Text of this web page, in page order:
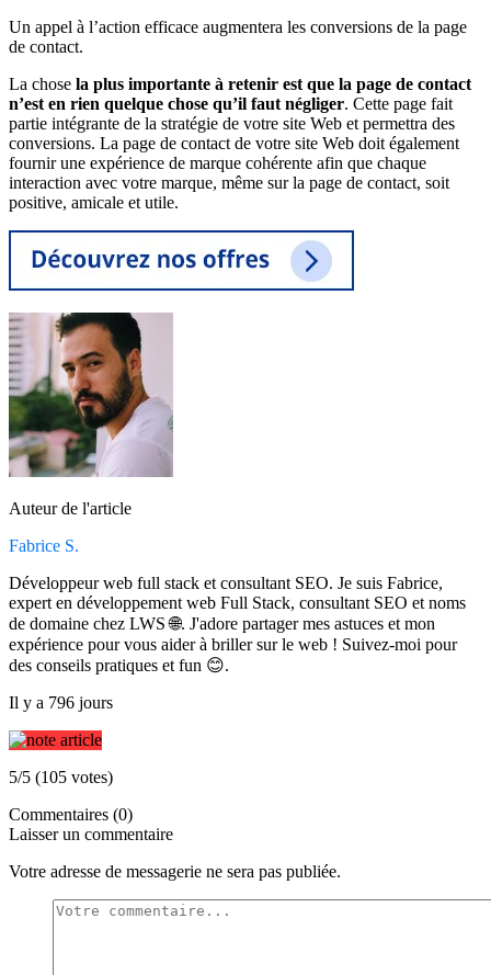
Un appel à l’action efficace augmentera les conversions de la page
de contact.
La chose la plus importante à retenir est que la page de contact
n’est en rien quelque chose qu’il faut négliger. Cette page fait
partie intégrante de la stratégie de votre site Web et permettra des
conversions. La page de contact de votre site Web doit également
fournir une expérience de marque cohérente afin que chaque
interaction avec votre marque, même sur la page de contact, soit
positive, amicale et utile.
Auteur de l'article
Fabrice S.
Développeur web full stack et consultant SEO. Je suis Fabrice,
expert en développement web Full Stack, consultant SEO et noms
de domaine chez LWS 🌐. J'adore partager mes astuces et mon
expérience pour vous aider à briller sur le web ! Suivez-moi pour
des conseils pratiques et fun 😊.
Il y a 796 jours
5/5 (105 votes)
Commentaires (0)
Laisser un commentaire
Votre adresse de messagerie ne sera pas publiée.